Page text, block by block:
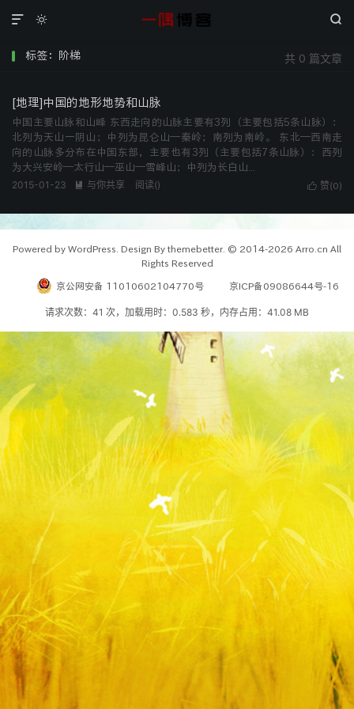
 

共 0 篇文章
标签：阶梯
[地理]中国的地形地势和山脉
中国主要山脉和山峰 东西走向的山脉主要有3列（主要包括5条山脉）：
北列为天山一阴山；中列为昆仑山—秦岭；南列为南岭。 东北—西南走
向的山脉多分布在中国东部，主要也有3列（主要包括7条山脉）：西列
为大兴安岭—太行山—巫山—雪峰山；中列为长白山...
 赞(0)
2015-01-23  与你共享 阅读()
Powered by WordPress. Design By themebetter. © 2014-2026 Arro.cn All
Rights Reserved
京公网安备 11010602104770号 京ICP备09086644号-16
请求次数：41 次，加载用时：0.583 秒，内存占用：41.08 MB